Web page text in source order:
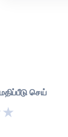
செய்
★